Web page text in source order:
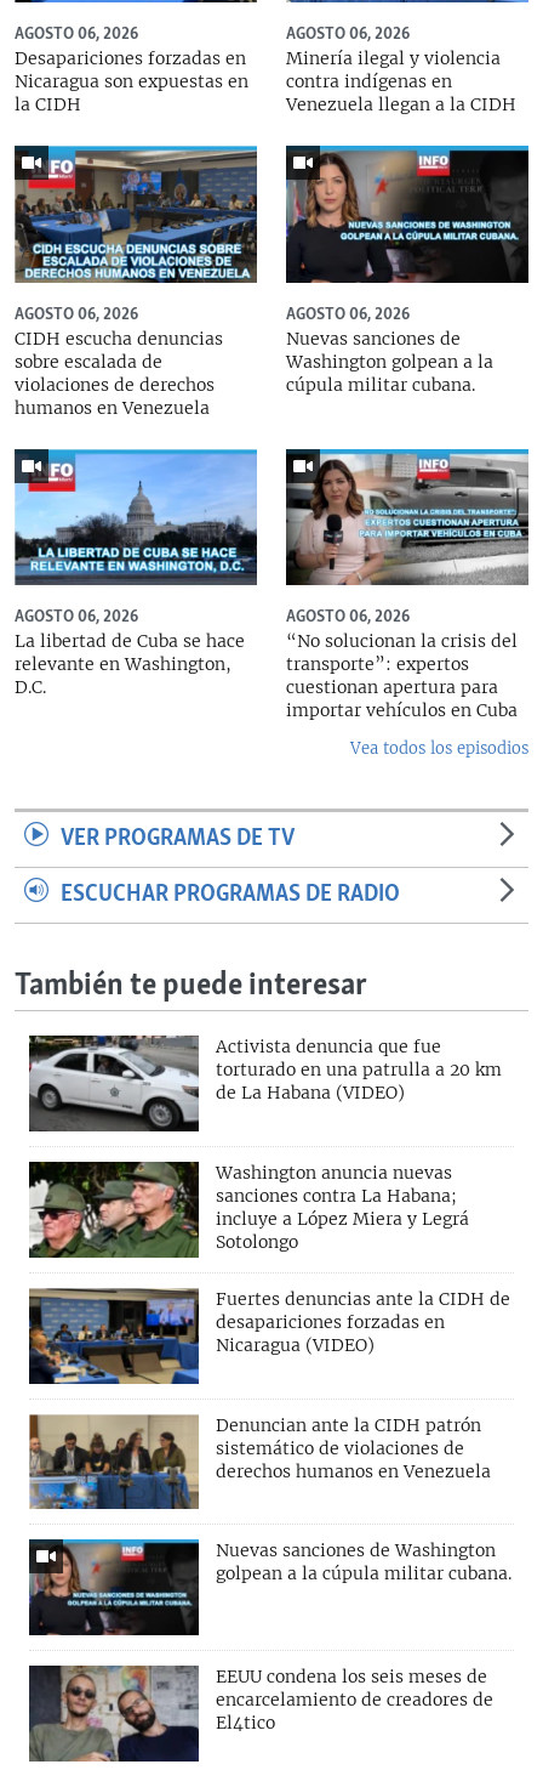
AGOSTO 06, 2026
Desapariciones forzadas en
Nicaragua son expuestas en
la CIDH
AGOSTO 06, 2026
Minería ilegal y violencia
contra indígenas en
Venezuela llegan a la CIDH
AGOSTO 06, 2026
CIDH escucha denuncias
sobre escalada de
violaciones de derechos
humanos en Venezuela
AGOSTO 06, 2026
Nuevas sanciones de
Washington golpean a la
cúpula militar cubana.
AGOSTO 06, 2026
La libertad de Cuba se hace
relevante en Washington,
D.C.
AGOSTO 06, 2026
“No solucionan la crisis del
transporte”: expertos
cuestionan apertura para
importar vehículos en Cuba
Vea todos los episodios
VER PROGRAMAS DE TV
ESCUCHAR PROGRAMAS DE RADIO
También te puede interesar
Activista denuncia que fue
torturado en una patrulla a 20 km
de La Habana (VIDEO)
Washington anuncia nuevas
sanciones contra La Habana;
incluye a López Miera y Legrá
Sotolongo
Fuertes denuncias ante la CIDH de
desapariciones forzadas en
Nicaragua (VIDEO)
Denuncian ante la CIDH patrón
sistemático de violaciones de
derechos humanos en Venezuela
Nuevas sanciones de Washington
golpean a la cúpula militar cubana.
EEUU condena los seis meses de
encarcelamiento de creadores de
El4tico